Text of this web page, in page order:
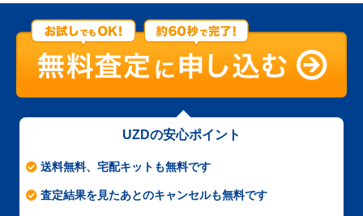
UZDの安心ポイント
送料無料、宅配キットも無料です
査定結果を見たあとのキャンセルも無料です